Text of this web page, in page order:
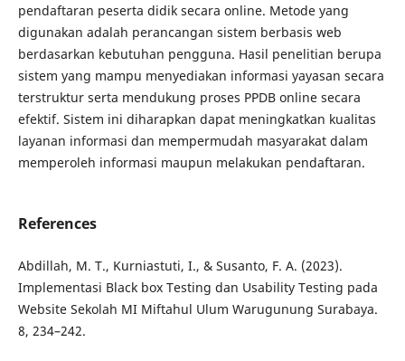
pendaftaran peserta didik secara online. Metode yang
digunakan adalah perancangan sistem berbasis web
berdasarkan kebutuhan pengguna. Hasil penelitian berupa
sistem yang mampu menyediakan informasi yayasan secara
terstruktur serta mendukung proses PPDB online secara
efektif. Sistem ini diharapkan dapat meningkatkan kualitas
layanan informasi dan mempermudah masyarakat dalam
memperoleh informasi maupun melakukan pendaftaran.
References
Abdillah, M. T., Kurniastuti, I., & Susanto, F. A. (2023).
Implementasi Black box Testing dan Usability Testing pada
Website Sekolah MI Miftahul Ulum Warugunung Surabaya.
8, 234–242.